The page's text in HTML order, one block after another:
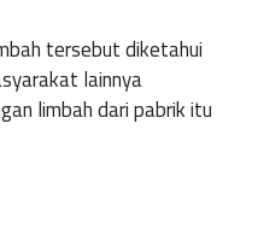
tersebut diketahui
lainnya
limbah dari pabrik itu